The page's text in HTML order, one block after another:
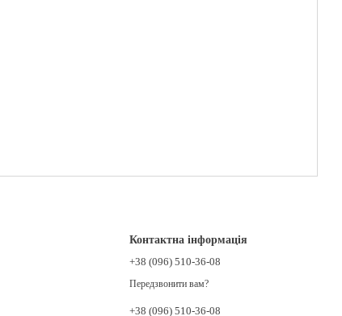
Контактна інформація
+38 (096) 510-36-08
Передзвонити вам?
+38 (096) 510-36-08